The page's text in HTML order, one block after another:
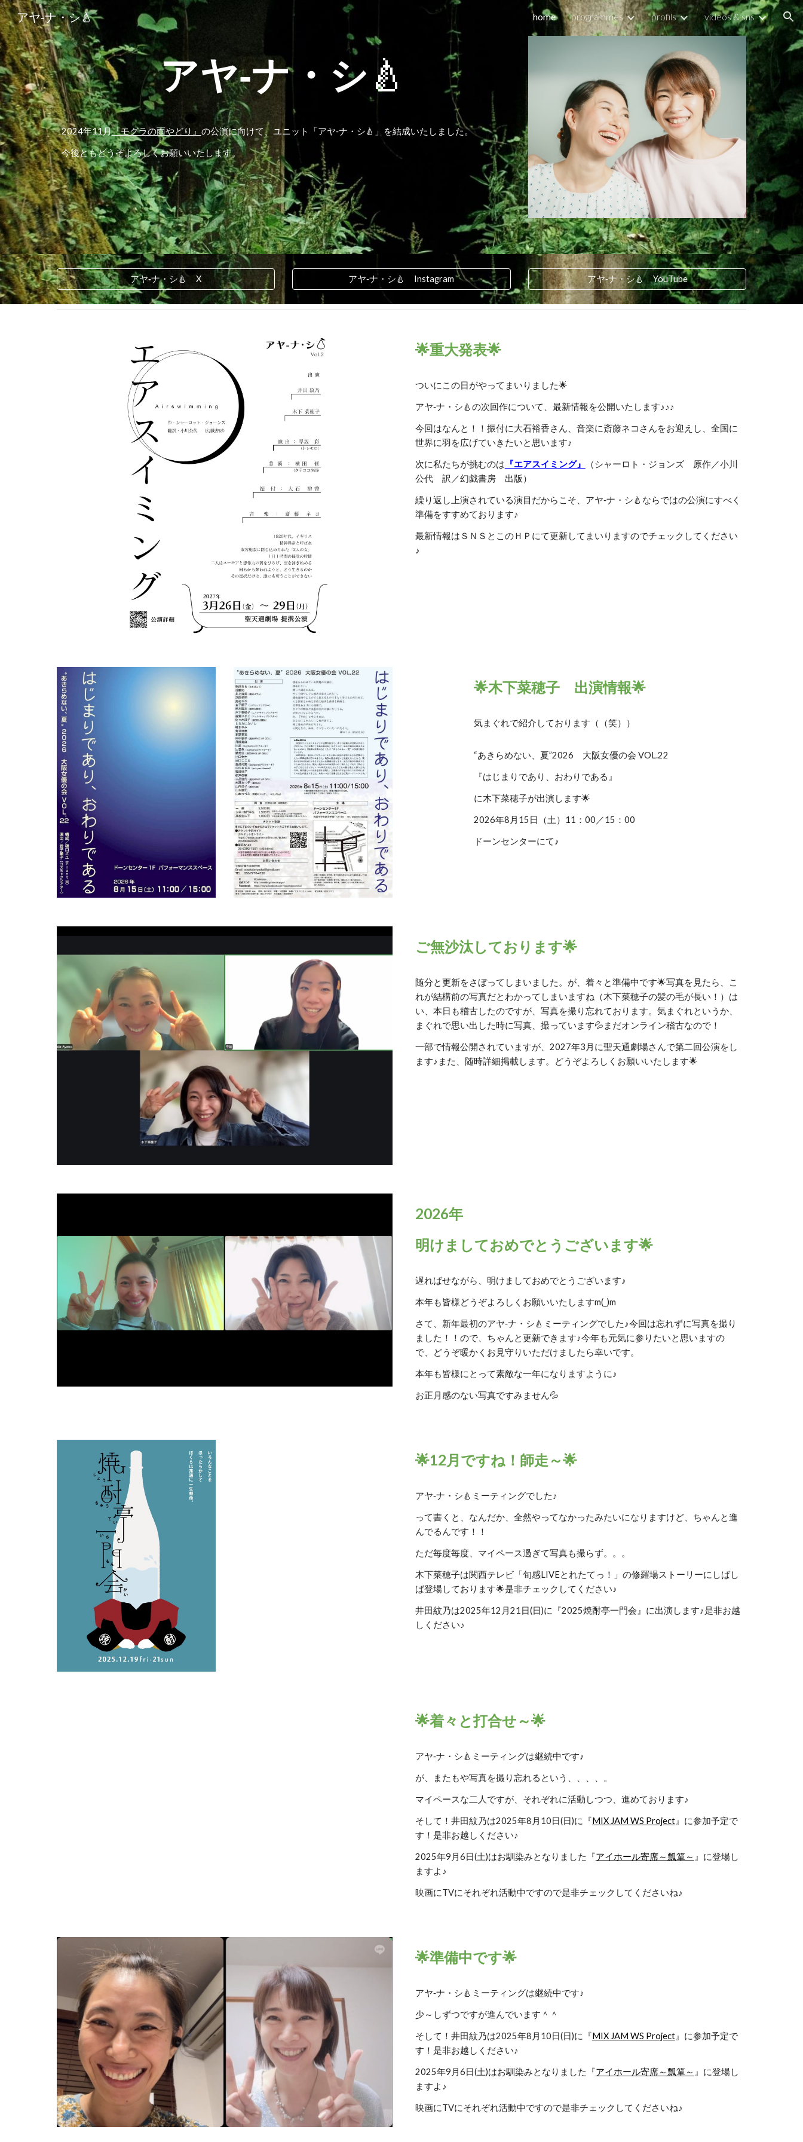
Skip to navigation
アヤ‐ナ・シ🍐 home programmes profils videos & sns
アヤ‐ナ・シ 🍐
2024年11月『モグラの雨やどり』 の公演に向けて、ユニット「アヤ‐ナ・シ🍐 」を結成いたしました。
今後ともどうぞよろしくお願いいたします。
アヤ‐ナ・シ🍐 X アヤ‐ナ・シ🍐 Instagram アヤ‐ナ・シ🍐 YouTube
🌟重大発表🌟
ついにこの日がやってまいりました🌟
アヤ‐ナ・シ🍐の次回作について、最新情報を公開いたします♪♪♪
今回はなんと！！振付に大石裕香さん、音楽に斎藤ネコさんをお迎えし、全国に
世界に羽を広げていきたいと思います♪
次に私たちが挑むのは 『エアスイミング』
（シャーロト・ジョンズ 原作／小川
公代 訳／幻戯書房 出版）
繰り返し上演されている演目だからこそ、アヤ‐ナ・シ🍐ならではの公演にすべく
準備をすすめております♪
最新情報はＳＮＳとこのＨＰにて更新してまいりますのでチェックしてください
♪
🌟木下菜穂子 出演情報🌟
気まぐれで紹介しております（（笑））
“あきらめない、夏”2026 大阪女優の会 VOL.22
『はじまりであり、おわりである』
に木下菜穂子が出演します🌟
2026年8月15日（土）11：00／15：00
ドーンセンターにて♪
ご無沙汰しております🌟
随分と更新をさぼってしまいました。が、着々と準備中です🌟写真を見たら、こ
れが結構前の写真だとわかってしまいますね（木下菜穂子の髪の毛が長い！）は
い、本日も稽古したのですが、写真を撮り忘れております。気まぐれというか、
まぐれで思い出した時に写真、撮っています💦まだオンライン稽古なので！
一部で情報公開されていますが、2027年3月に聖天通劇場さんで第二回公演をし
ます♪また、随時詳細掲載します。どうぞよろしくお願いいたします🌟
2026年
明けましておめでとうございます🌟
遅ればせながら、明けましておめでとうございます♪
本年も皆様どうぞよろしくお願いいたしますm(_)m
さて、新年最初のアヤ‐ナ・シ🍐ミーティングでした♪今回は忘れずに写真を撮り
ました！！ので、ちゃんと更新できます♪今年も元気に参りたいと思いますの
で、どうぞ暖かくお見守りいただけましたら幸いです。
本年も皆様にとって素敵な一年になりますように♪
お正月感のない写真ですみません💦
🌟12月ですね！師走～🌟
アヤ‐ナ・シ🍐ミーティングでした♪
って書くと、なんだか、全然やってなかったみたいになりますけど、ちゃんと進
んでるんです！！
ただ毎度毎度、マイペース過ぎて写真も撮らず。。。
木下菜穂子は関西テレビ「旬感LIVEとれたてっ！」の修羅場ストーリーにしばし
ば登場しております🌟是非チェックしてください♪
井田紋乃は2025年12月21日(日)に『2025焼酎亭一門会』に出演します♪是非お越
しください♪
🌟着々と打合せ～🌟
アヤ‐ナ・シ🍐ミーティングは継続中です♪
が、またもや写真を撮り忘れるという、、、、。
マイペースな二人ですが、それぞれに活動しつつ、進めております♪
そして！井田紋乃は2025年8月10日(日)に『MIX JAM WS Project』に参加予定で
す！是非お越しください♪
2025年9月6日(土)はお馴染みとなりました『アイホール寄席～瓢箪～ 』に登場し
ますよ♪
映画にTVにそれぞれ活動中ですので是非チェックしてくださいね♪
🌟準備中です🌟
アヤ‐ナ・シ🍐ミーティングは継続中です♪
少～しずつですが進んでいます＾＾
そして！井田紋乃は2025年8月10日(日)に『MIX JAM WS Project』に参加予定で
す！是非お越しください♪
2025年9月6日(土)はお馴染みとなりました『アイホール寄席～瓢箪～ 』に登場し
ますよ♪
映画にTVにそれぞれ活動中ですので是非チェックしてくださいね♪